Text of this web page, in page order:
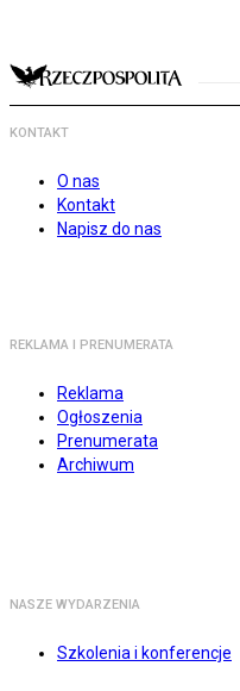
KONTAKT
O nas
Kontakt
Napisz do nas
REKLAMA I PRENUMERATA
Reklama
Ogłoszenia
Prenumerata
Archiwum
NASZE WYDARZENIA
Szkolenia i konferencje